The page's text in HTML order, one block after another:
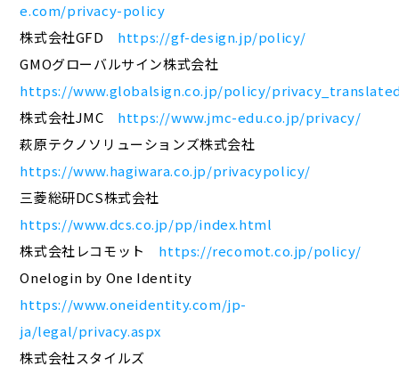
e.com/privacy-policy
株式会社GFD https://gf-design.jp/policy/
GMOグローバルサイン株式会社
https://www.globalsign.co.jp/policy/
株式会社JMC https://www.jmc-edu.co.jp/privacy/
萩原テクノソリューションズ株式会社
https://www.hagiwara.co.jp/privacypolicy/
三菱総研DCS株式会社
https://www.dcs.co.jp/pp/index.html
株式会社レコモット https://recomot.co.jp/policy/
Onelogin by One Identity
https://www.oneidentity.com/jp-
ja/legal/privacy.aspx
株式会社スタイルズ